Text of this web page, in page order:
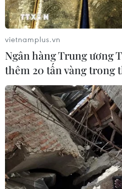
Dù biết rõ bản thân không
Hải (Ninh Thuận), sau khi
cố tình vượt chốt kiểm dịch,
kiểm tra của lực lượng chức
vietnamplus.vn
Ngân hàng Trung ương
thêm 20 tấn vàng trong